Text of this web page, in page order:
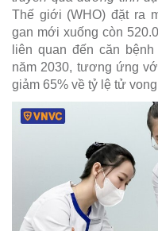
Thế giới (WHO) đặt ra
gan mới xuống còn
liên quan đến căn
năm 2030, tương ứng
giảm 65% về tỷ lệ tử